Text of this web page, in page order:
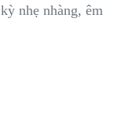
nhẹ nhàng, êm